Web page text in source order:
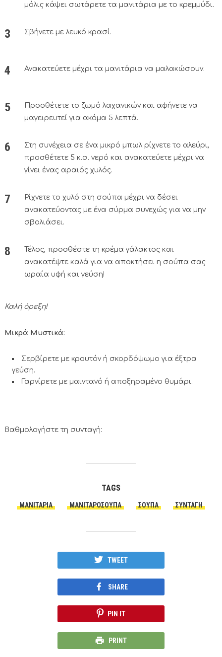
μόλις κάψει σωτάρετε τα μανιτάρια με το κρεμμύδι.
Σβήνετε με λευκό κρασί.
Ανακατεύετε μέχρι τα μανιτάρια να μαλακώσουν.
Προσθέτετε το ζωμό λαχανικών και αφήνετε να
μαγειρευτεί για ακόμα 5 λεπτά.
Στη συνέχεια σε ένα μικρό μπωλ ρίχνετε το αλεύρι,
προσθέτετε 5 κ.σ. νερό και ανακατεύετε μέχρι να
γίνει ένας αραιός χυλός.
Ρίχνετε το χυλό στη σούπα μέχρι να δέσει
ανακατεύοντας με ένα σύρμα συνεχώς για να μην
σβολιάσει.
Τέλος, προσθέστε τη κρέμα γάλακτος και
ανακατέψτε καλά για να αποκτήσει η σούπα σας
ωραία υφή και γεύση!
Καλή όρεξη!
Μικρά Μυστικά:
Σερβίρετε με κρουτόν ή σκορδόψωμο για έξτρα
γεύση.
Γαρνίρετε με μαιντανό ή αποξηραμένο θυμάρι.
Βαθμολογήστε τη συνταγή:
TAGS
ΜΑΝΙΤΆΡΙΑ ΜΑΝΙΤΑΡΌΣΟΥΠΑ ΣΟΎΠΑ ΣΥΝΤΑΓΗ
TWEET
SHARE
PIN IT
PRINT